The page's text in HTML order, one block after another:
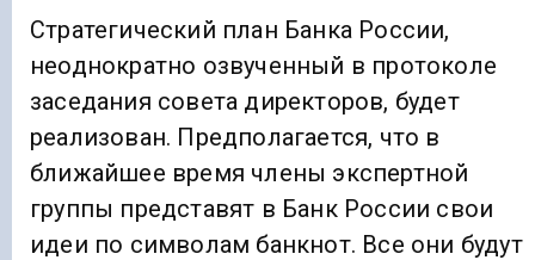
Стратегический план Банка России,
неоднократно озвученный в протоколе
заседания совета директоров, будет
реализован. Предполагается, что в
ближайшее время члены экспертной
группы представят в Банк России свои
идеи по символам банкнот. Все они будут